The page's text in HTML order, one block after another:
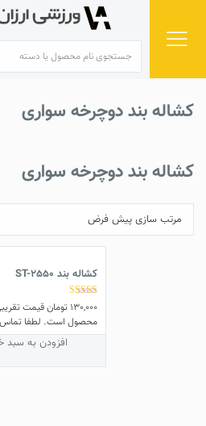
content
کشاله بند دوچرخه سواری
کشاله بند دوچرخه سواری
کشاله بند ST-2550
نمره
5.00
از 5
130,000 تومانقیمت
محصول است. لطفا تماس
افزودن به سبد